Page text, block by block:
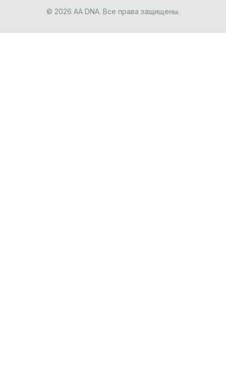
© 2026 AA DNA. Все права защищены.